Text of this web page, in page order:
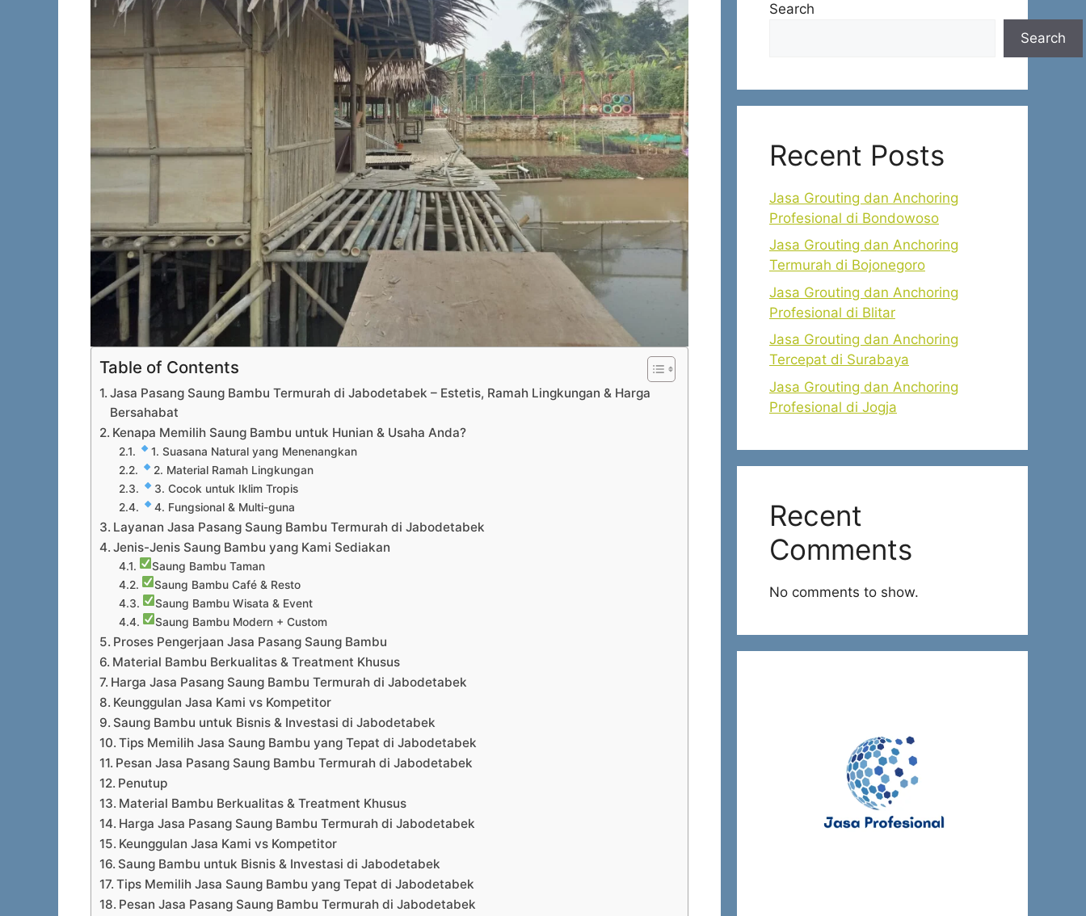
Table of Contents
Jasa Pasang Saung Bambu Termurah di Jabodetabek – Estetis, Ramah Lingkungan & Harga
Bersahabat
Kenapa Memilih Saung Bambu untuk Hunian & Usaha Anda?
1. Suasana Natural yang Menenangkan
2. Material Ramah Lingkungan
3. Cocok untuk Iklim Tropis
4. Fungsional & Multi-guna
Layanan Jasa Pasang Saung Bambu Termurah di Jabodetabek
Jenis-Jenis Saung Bambu yang Kami Sediakan
Saung Bambu Taman
Saung Bambu Café & Resto
Saung Bambu Wisata & Event
Saung Bambu Modern + Custom
Proses Pengerjaan Jasa Pasang Saung Bambu
Material Bambu Berkualitas & Treatment Khusus
Harga Jasa Pasang Saung Bambu Termurah di Jabodetabek
Keunggulan Jasa Kami vs Kompetitor
Saung Bambu untuk Bisnis & Investasi di Jabodetabek
Tips Memilih Jasa Saung Bambu yang Tepat di Jabodetabek
Pesan Jasa Pasang Saung Bambu Termurah di Jabodetabek
Penutup
Material Bambu Berkualitas & Treatment Khusus
Harga Jasa Pasang Saung Bambu Termurah di Jabodetabek
Keunggulan Jasa Kami vs Kompetitor
Saung Bambu untuk Bisnis & Investasi di Jabodetabek
Tips Memilih Jasa Saung Bambu yang Tepat di Jabodetabek
Pesan Jasa Pasang Saung Bambu Termurah di Jabodetabek
Search
Search
Recent Posts
Jasa Grouting dan Anchoring
Profesional di Bondowoso
Jasa Grouting dan Anchoring
Termurah di Bojonegoro
Jasa Grouting dan Anchoring
Profesional di Blitar
Jasa Grouting dan Anchoring
Tercepat di Surabaya
Jasa Grouting dan Anchoring
Profesional di Jogja
Recent
Comments
No comments to show.